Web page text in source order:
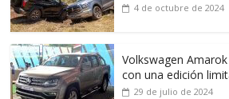
4 de octubre de 2024
Volkswagen
con una edición
29 de julio de 2024